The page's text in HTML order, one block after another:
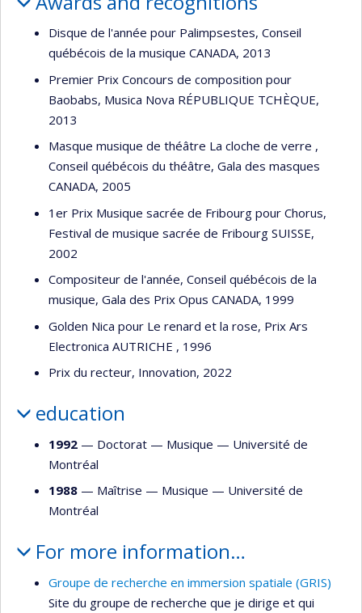
Disque de l'année pour Palimpsestes, Conseil
québécois de la musique CANADA, 2013
Premier Prix Concours de composition pour
Baobabs, Musica Nova RÉPUBLIQUE TCHÈQUE,
2013
Masque musique de théâtre La cloche de verre ,
Conseil québécois du théâtre, Gala des masques
CANADA, 2005
1er Prix Musique sacrée de Fribourg pour Chorus,
Festival de musique sacrée de Fribourg SUISSE,
2002
Compositeur de l'année, Conseil québécois de la
musique, Gala des Prix Opus CANADA, 1999
Golden Nica pour Le renard et la rose, Prix Ars
Electronica AUTRICHE , 1996
Prix du recteur, Innovation, 2022
education
1992 — Doctorat — Musique — Université de
Montréal
1988 — Maîtrise — Musique — Université de
Montréal
For more information…
Groupe de recherche en immersion spatiale (GRIS)
Site du groupe de recherche que je dirige et qui